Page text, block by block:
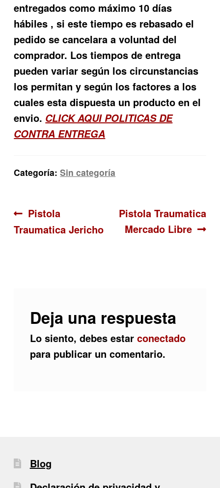
entregados como máximo 10 días
hábiles , si este tiempo es rebasado el
pedido se cancelara a voluntad del
comprador. Los tiempos de entrega
pueden variar según los circunstancias
los permitan y según los factores a los
cuales esta dispuesta un producto en el
envio. CLICK AQUI POLITICAS DE
CONTRA ENTREGA
Categoría:Sin categoría
Navegación
de
Anterior:
Pistola
Traumatica Jericho
Siguiente:
Pistola Traumatica
Mercado Libre
Deja una respuesta
Lo siento, debes estar conectado
para publicar un comentario.
Blog